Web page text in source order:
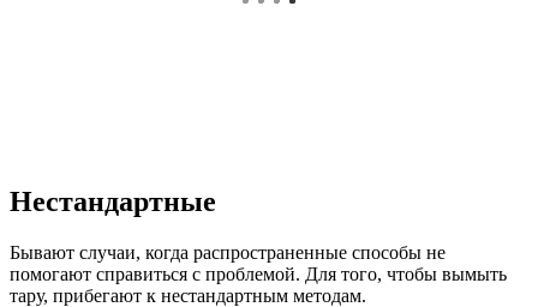
Нестандартные
Бывают случаи, когда распространенные способы не
помогают справиться с проблемой. Для того, чтобы вымыть
тару, прибегают к нестандартным методам.